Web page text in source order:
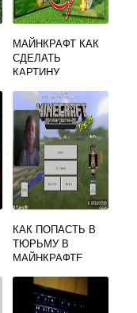
МАЙНКРАФТ КАК
СДЕЛАТЬ
КАРТИНУ
КАК ПОПАСТЬ В
ТЮРЬМУ В
МАЙНКРАФТЕ